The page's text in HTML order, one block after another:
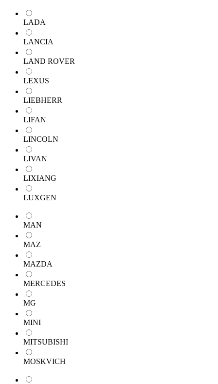
LADA
LANCIA
LAND ROVER
LEXUS
LIEBHERR
LIFAN
LINCOLN
LIVAN
LIXIANG
LUXGEN
MAN
MAZ
MAZDA
MERCEDES
MG
MINI
MITSUBISHI
MOSKVICH